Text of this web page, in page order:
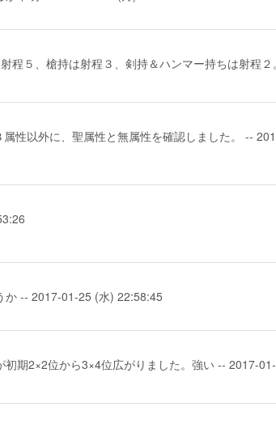
程５、槍持は射程３、剣持＆ハンマー持ちは射程
性以外に、聖属性と無属性を確認しました。 --
か -- 2017-01-25 (水) 22:58:45
期2×2位から3×4位広がりました。強い -- 2017-